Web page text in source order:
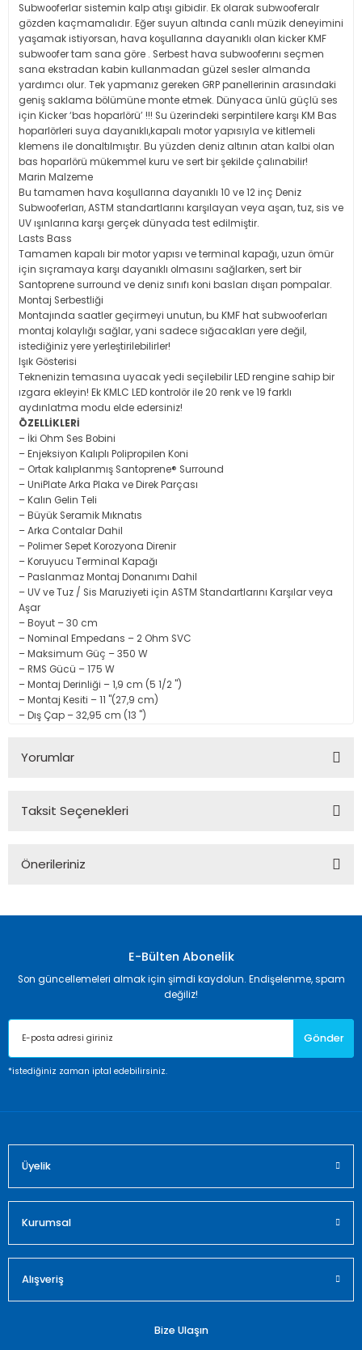
Subwooferlar sistemin kalp atışı gibidir. Ek olarak subwooferalr
gözden kaçmamalıdır. Eğer suyun altında canlı müzik deneyimini
yaşamak istiyorsan, hava koşullarına dayanıklı olan kicker KMF
subwoofer tam sana göre . Serbest hava subwooferını seçmen
sana ekstradan kabin kullanmadan güzel sesler almanda
yardımcı olur. Tek yapmanız gereken GRP panellerinin arasındaki
geniş saklama bölümüne monte etmek. Dünyaca ünlü güçlü ses
için Kicker ‘bas hoparlörü’ !!! Su üzerindeki serpintilere karşı KM Bas
hoparlörleri suya dayanıklı,kapalı motor yapısıyla ve kitlemeli
klemens ile donaltılmıştır. Bu yüzden deniz altının atan kalbi olan
bas hoparlörü mükemmel kuru ve sert bir şekilde çalınabilir!
Marin Malzeme
Bu tamamen hava koşullarına dayanıklı 10 ve 12 inç Deniz
Subwooferları, ASTM standartlarını karşılayan veya aşan, tuz, sis ve
UV ışınlarına karşı gerçek dünyada test edilmiştir.
Lasts Bass
Tamamen kapalı bir motor yapısı ve terminal kapağı, uzun ömür
için sıçramaya karşı dayanıklı olmasını sağlarken, sert bir
Santoprene surround ve deniz sınıfı koni basları dışarı pompalar.
Montaj Serbestliği
Montajında saatler geçirmeyi unutun, bu KMF hat subwooferları
montaj kolaylığı sağlar, yani sadece sığacakları yere değil,
istediğiniz yere yerleştirilebilirler!
Işık Gösterisi
Teknenizin temasına uyacak yedi seçilebilir LED rengine sahip bir
ızgara ekleyin! Ek KMLC LED kontrolör ile 20 renk ve 19 farklı
aydınlatma modu elde edersiniz!
ÖZELLİKLERİ
– İki Ohm Ses Bobini
– Enjeksiyon Kalıplı Polipropilen Koni
– Ortak kalıplanmış Santoprene® Surround
– UniPlate Arka Plaka ve Direk Parçası
– Kalın Gelin Teli
– Büyük Seramik Mıknatıs
– Arka Contalar Dahil
– Polimer Sepet Korozyona Direnir
– Koruyucu Terminal Kapağı
– Paslanmaz Montaj Donanımı Dahil
– UV ve Tuz / Sis Maruziyeti için ASTM Standartlarını Karşılar veya
Aşar
– Boyut – 30 cm
– Nominal Empedans – 2 Ohm SVC
– Maksimum Güç – 350 W
– RMS Gücü – 175 W
– Montaj Derinliği – 1,9 cm (5 1/2 ")
– Montaj Kesiti – 11 "(27,9 cm)
– Dış Çap – 32,95 cm (13 ")
Yorumlar
Taksit Seçenekleri
Önerileriniz
Görüş ve önerileriniz için teşekkür ederiz.
Ürün resmi kalitesiz, bozuk veya görüntülenemiyor.
Ürün açıklamasında eksik bilgiler bulunuyor.
Ürün bilgilerinde hatalar bulunuyor.
E-Bülten Abonelik
Son güncellemeleri almak için şimdi kaydolun. Endişelenme, spam
değiliz!
Gönder
*istediğiniz zaman iptal edebilirsiniz.
Üyelik
Kurumsal
Alışveriş
Bize Ulaşın